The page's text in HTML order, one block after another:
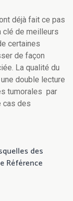
déjà fait ce pas
clé de meilleurs
certaines
de façon
La qualité du
double lecture
tumorales par
cas des
des
Référence